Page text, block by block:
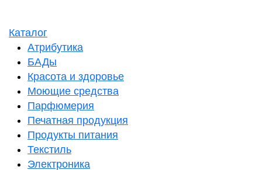
Каталог
Атрибутика
БАДы
Красота и здоровье
Моющие средства
Парфюмерия
Печатная продукция
Продукты питания
Текстиль
Электроника